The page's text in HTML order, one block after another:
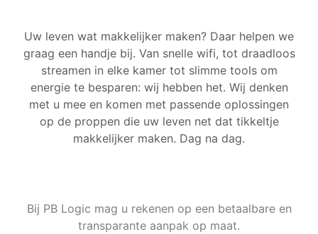
Uw leven wat makkelijker maken? Daar helpen we
graag een handje bij. Van snelle wifi, tot draadloos
streamen in elke kamer tot slimme tools om
energie te besparen: wij hebben het. Wij denken
met u mee en komen met passende oplossingen
op de proppen die uw leven net dat tikkeltje
makkelijker maken. Dag na dag.
Bij PB Logic mag u rekenen op een betaalbare en
transparante aanpak op maat.